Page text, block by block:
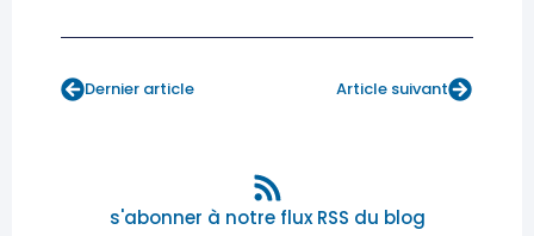
Dernier article Article suivant
s'abonner à notre flux RSS du blog